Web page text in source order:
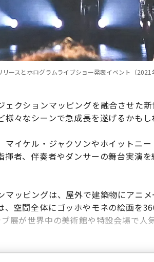
リースとホログラムライブショー発表イベント（
ェクションマッピングを融合させた
様々なシーンで急成長を遂げるかも
マイケル・ジャクソンやホイットニ
揮者、伴奏者やダンサーの舞台実演
マッピングは、屋外で建築物にアニ
、空間全体にゴッホやモネの絵画を
展が世界中の美術館や特設会場で人